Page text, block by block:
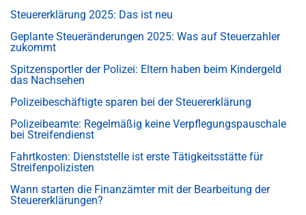
Steuererklärung 2025: Das ist neu
Geplante Steueränderungen 2025: Was auf Steuerzahler
zukommt
Spitzensportler der Polizei: Eltern haben beim Kindergeld
das Nachsehen
Polizeibeschäftigte sparen bei der Steuererklärung
Polizeibeamte: Regelmäßig keine Verpflegungspauschale
bei Streifendienst
Fahrtkosten: Dienststelle ist erste Tätigkeitsstätte für
Streifenpolizisten
Wann starten die Finanzämter mit der Bearbeitung der
Steuererklärungen?